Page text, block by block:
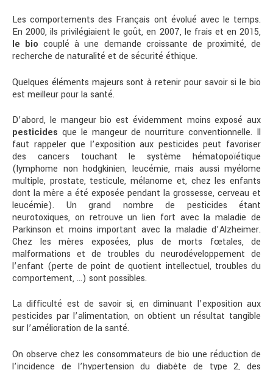
Les comportements des Français ont évolué avec le temps.
En 2000, ils privilégiaient le goût, en 2007, le frais et en 2015,
le biocouplé à une demande croissante de proximité, de
recherche de naturalité et de sécurité éthique.
Quelques éléments majeurs sont à retenir pour savoir si le bio
est meilleur pour la santé.
D’abord, le mangeur bio est évidemment moins exposé aux
pesticides que le mangeur de nourriture conventionnelle. Il
faut rappeler que l’exposition aux pesticides peut favoriser
des cancers touchant le système hématopoïétique
(lymphome non hodgkinien, leucémie, mais aussi myélome
multiple, prostate, testicule, mélanome et, chez les enfants
dont la mère a été exposée pendant la grossesse, cerveau et
leucémie). Un grand nombre de pesticides étant
neurotoxiques, on retrouve un lien fort avec la maladie de
Parkinson et moins important avec la maladie d’Alzheimer.
Chez les mères exposées, plus de morts fœtales, de
malformations et de troubles du neurodéveloppement de
l’enfant (perte de point de quotient intellectuel, troubles du
comportement, …) sont possibles.
La difficulté est de savoir si, en diminuant l’exposition aux
pesticides par l’alimentation, on obtient un résultat tangible
sur l’amélioration de la santé.
On observe chez les consommateurs de bio une réduction de
l’incidence de l’hypertension du diabète de type 2, des